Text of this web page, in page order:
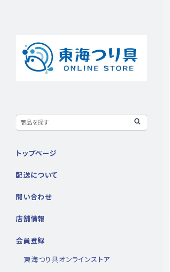
トップページ
配送について
問い合わせ
店舗情報
会員登録
東海つり具オンラインストア